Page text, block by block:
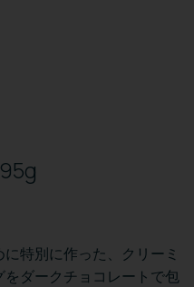
特別に作った、クリーミ
ダークチョコレートで包